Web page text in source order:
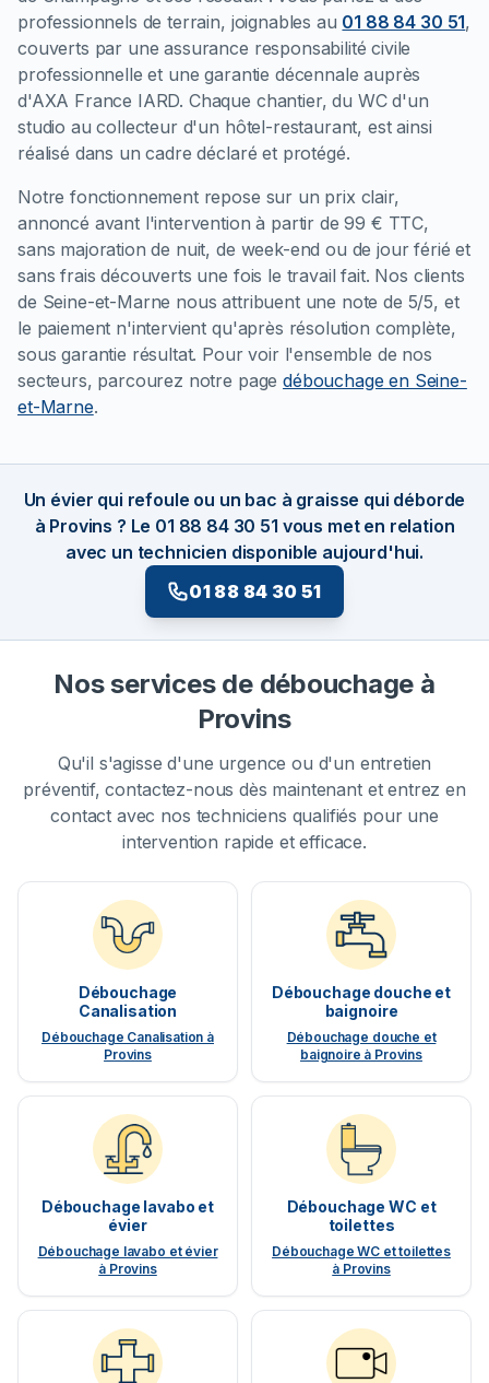
professionnels de terrain, joignables au 01 88 84 30 51,
couverts par une assurance responsabilité civile
professionnelle et une garantie décennale auprès
d'AXA France IARD. Chaque chantier, du WC d'un
studio au collecteur d'un hôtel-restaurant, est ainsi
réalisé dans un cadre déclaré et protégé.
Notre fonctionnement repose sur un prix clair,
annoncé avant l'intervention à partir de 99 € TTC,
sans majoration de nuit, de week-end ou de jour férié et
sans frais découverts une fois le travail fait. Nos clients
de Seine-et-Marne nous attribuent une note de 5/5, et
le paiement n'intervient qu'après résolution complète,
sous garantie résultat. Pour voir l'ensemble de nos
secteurs, parcourez notre pagedébouchage en Seine-
et-Marne.
Un évier qui refoule ou un bac à graisse qui déborde
à Provins ? Le 01 88 84 30 51 vous met en relation
avec un technicien disponible aujourd'hui.
01 88 84 30 51
Nos services de débouchage à
Provins
Qu'il s'agisse d'une urgence ou d'un entretien
préventif, contactez-nous dès maintenant et entrez en
contact avec nos techniciens qualifiés pour une
intervention rapide et efficace.
Débouchage
Canalisation
Débouchage Canalisation à
Provins
Débouchage douche et
baignoire
Débouchage douche et
baignoire à Provins
Débouchage lavabo et
évier
Débouchage lavabo et évier
à Provins
Débouchage WC et
toilettes
Débouchage WC et toilettes
à Provins